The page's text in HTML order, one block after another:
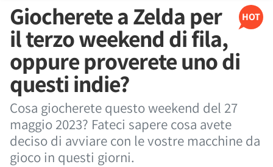
HOT
Giocherete a Zelda per
il terzo weekend di fila,
oppure proverete uno di
questi indie?
Cosa giocherete questo weekend del 27
maggio 2023? Fateci sapere cosa avete
deciso di avviare con le vostre macchine da
gioco in questi giorni.